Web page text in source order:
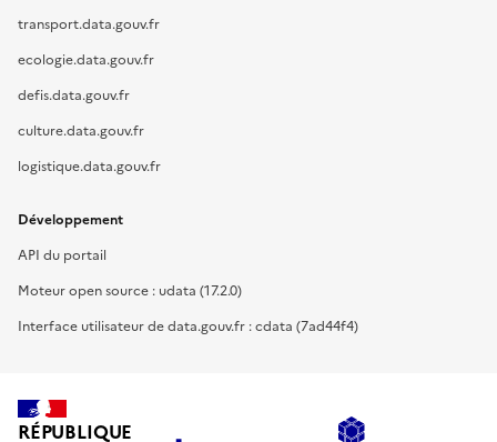
transport.data.gouv.fr
ecologie.data.gouv.fr
defis.data.gouv.fr
culture.data.gouv.fr
logistique.data.gouv.fr
Développement
API du portail
Moteur open source : udata (17.2.0)
Interface utilisateur de data.gouv.fr : cdata (7ad44f4)
RÉPUBLIQUE